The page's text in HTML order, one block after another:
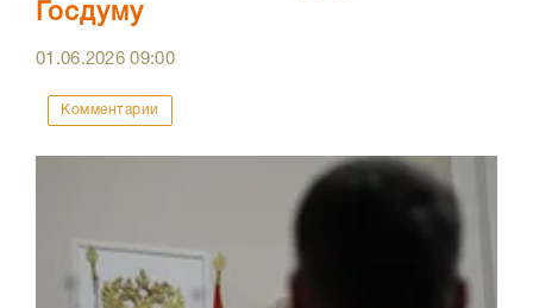
Госдуму
01.06.202609:00
Комментарии